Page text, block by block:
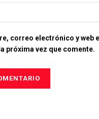
correo electrónico y web
próxima vez que comente.